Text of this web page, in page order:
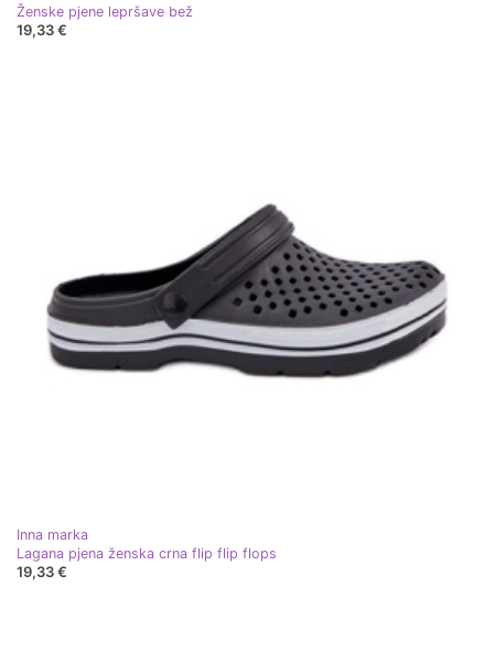
Ženske pjene lepršave bež
19,33 €
Inna marka
Lagana pjena ženska crna flip flip flops
19,33 €